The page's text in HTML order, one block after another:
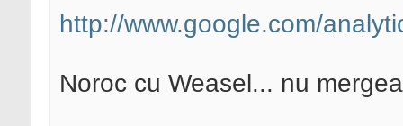
http://www.google.com/
Noroc cu Weasel... nu